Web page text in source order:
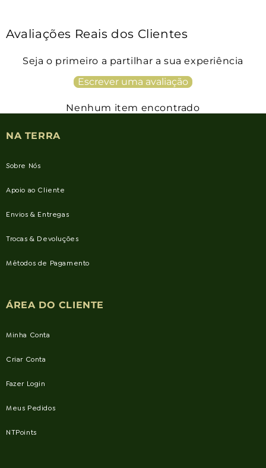
Avaliações Reais dos Clientes
Seja o primeiro a partilhar a sua experiência
Escrever uma avaliação
Nenhum item encontrado
NA TERRA
Sobre Nós
Apoio ao Cliente
Envios & Entregas
Trocas & Devoluções
Métodos de Pagamento
ÁREA DO CLIENTE
Minha Conta
Criar Conta
Fazer Login
Meus Pedidos
NTPoints